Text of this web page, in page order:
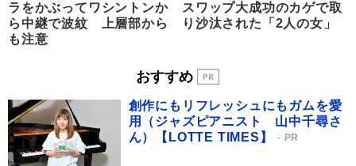
ラをかぶってワシントンか
ら中継で波紋 上層部から
も注意
スワップ大成功のカゲで取
り沙汰された「2人の女」
おすすめ
創作にもリフレッシュにもガムを愛
用（ジャズピアニスト 山中千尋さ
ん）【LOTTE TIMES】
PR